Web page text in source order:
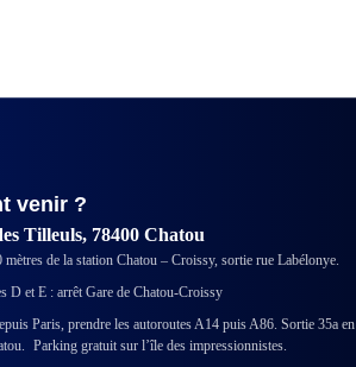
venir ?
Tilleuls, 78400 Chatou
mètres de la station Chatou – Croissy, sortie rue Labélonye.
D et E : arrêt Gare de Chatou-Croissy
Paris, prendre les autoroutes A14 puis A86. Sortie 35a en
Parking gratuit sur l’île des impressionnistes.